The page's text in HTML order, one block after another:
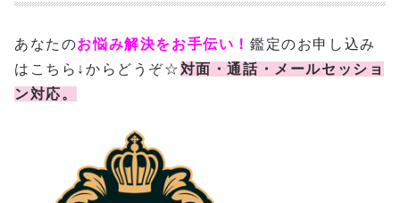
あなたのお悩み解決をお手伝い！鑑定のお申し込み
はこちら↓からどうぞ☆対面・通話・メールセッショ
ン対応。